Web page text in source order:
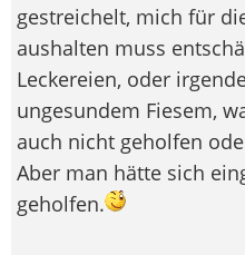
gestreichelt, mich für
aushalten muss
Leckereien, oder
ungesundem Fiesem,
auch nicht geholfen
Aber man hätte sich
geholfen.